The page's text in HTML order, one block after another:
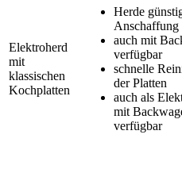
Elektroherd
mit
klassischen
Kochplatten
Herde
Anschaffung
auch mit
verfügbar
schnelle
der Platten
auch als
mit
verfügbar